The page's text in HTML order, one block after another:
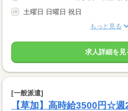
土曜日 日曜日 祝日
もっと見る
求人詳細を見
[一般派遣]
【草加】高時給3500円☆